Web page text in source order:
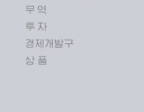
무 역
투 자
경제개발구
상 품